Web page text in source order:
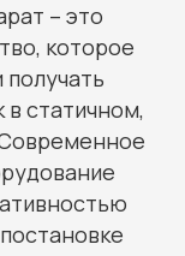
– это
которое
статичном,